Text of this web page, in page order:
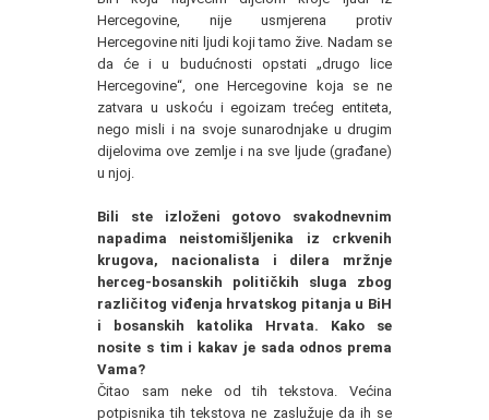
Hercegovine, nije usmjerena protiv
Hercegovine niti ljudi koji tamo žive. Nadam se
da će i u budućnosti opstati „drugo lice
Hercegovine“, one Hercegovine koja se ne
zatvara u uskoću i egoizam trećeg entiteta,
nego misli i na svoje sunarodnjake u drugim
dijelovima ove zemlje i na sve ljude (građane)
u njoj.
Bili ste izloženi gotovo svakodnevnim
napadima neistomišljenika iz crkvenih
krugova, nacionalista i dilera mržnje
herceg-bosanskih političkih sluga zbog
različitog viđenja hrvatskog pitanja u BiH
i bosanskih katolika Hrvata. Kako se
nosite s tim i kakav je sada odnos prema
Vama?
Čitao sam neke od tih tekstova. Većina
potpisnika tih tekstova ne zaslužuje da ih se